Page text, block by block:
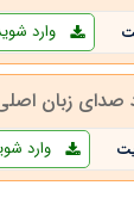
وارد
صدای زبان
وارد